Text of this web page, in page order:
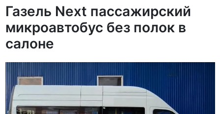
Газель Next пассажирский
микроавтобус без полок в
салоне